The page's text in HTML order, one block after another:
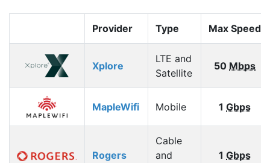
Provider Type Max Speed
Xplore
LTE and
Satellite
50 Mbps
MapleWifi Mobile 1 Gbps
Rogers
Cable
and
1 Gbps